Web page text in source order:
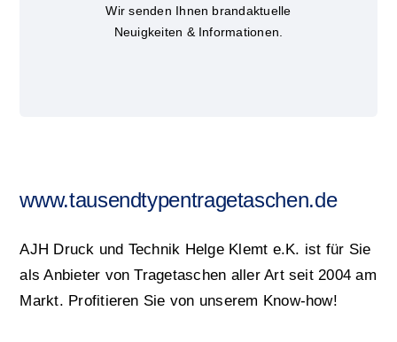
Wir senden Ihnen brandaktuelle
Neuigkeiten & Informationen.
www.tausendtypentragetaschen.de
AJH Druck und Technik Helge Klemt e.K. ist für Sie
als Anbieter von Tragetaschen aller Art seit 2004 am
Markt. Profitieren Sie von unserem Know-how!